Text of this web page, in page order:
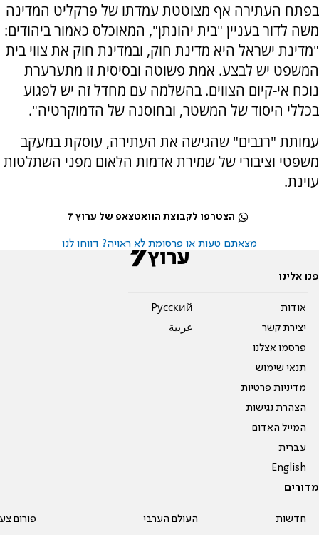
בפתח העתירה אף מצוטטת עמדתו של פרקליט המדינה
משה לדור בעניין "בית יהונתן", המאוכלס כאמור ביהודים:
"מדינת ישראל היא מדינת חוק, ובמדינת חוק את צווי בית
המשפט יש לבצע. אמת פשוטה ובסיסית זו מתערערת
נוכח אי-קיום הצווים. בהשלמה עם מחדל זה יש לפגוע
בכללי היסוד של המשטר, ובחוסנה של הדמוקרטיה".
עמותת "רגבים" שהגישה את העתירה, עוסקת במעקב
משפטי וציבורי של שמירת אדמות הלאום מפני השתלטות
עוינת.
הצטרפו לקבוצת הוואטצאפ של ערוץ 7
מצאתם טעות או פרסומת לא ראויה? דווחו לנו
פנו אלינו
אודות
יצירת קשר
פרסמו אצלנו
תנאי שימוש
מדיניות פרטיות
הצהרת נגישות
המייל האדום
עברית
English
Pусский
عربية
מדורים
חדשות
העולם הערבי
פורום